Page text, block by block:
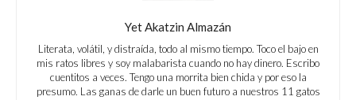
Yet Akatzin Almazán
Literata, volátil, y distraída, todo al mismo tiempo. Toco el bajo en
mis ratos libres y soy malabarista cuando no hay dinero. Escribo
cuentitos a veces. Tengo una morrita bien chida y por eso la
presumo. Las ganas de darle un buen futuro a nuestros 11 gatos